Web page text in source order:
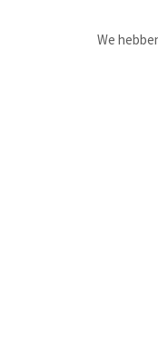
We